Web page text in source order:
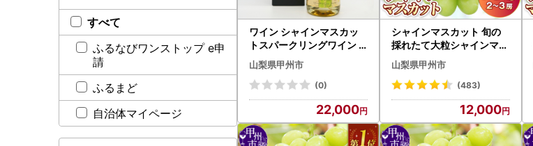
ワイン シャインマスカッ
トスパークリングワイン
～雫（Larme）～（HO）
B19-160
山梨県甲州市
(0)
22,000
シャインマスカット 旬の
採れたて大粒シャインマス
カット1.3kg以上（2房～3
房）【2026年発送】（HO
）B12-150 フルーツ
山梨県甲州市
(483)
12,000
すべて
ふるなびワンストップ e申
請
ふるまど
自治体マイページ